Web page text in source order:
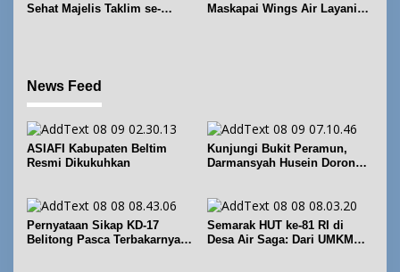
Sehat Majelis Taklim se-
Maskapai Wings Air Layani
News Feed
ASIAFI Kabupaten Beltim
Resmi Dikukuhkan
Kunjungi Bukit Peramun,
Darmansyah Husein Dorong
Pernyataan Sikap KD-17
Belitong Pasca Terbakarnya
Semarak HUT ke-81 RI di
Desa Air Saga: Dari UMKM